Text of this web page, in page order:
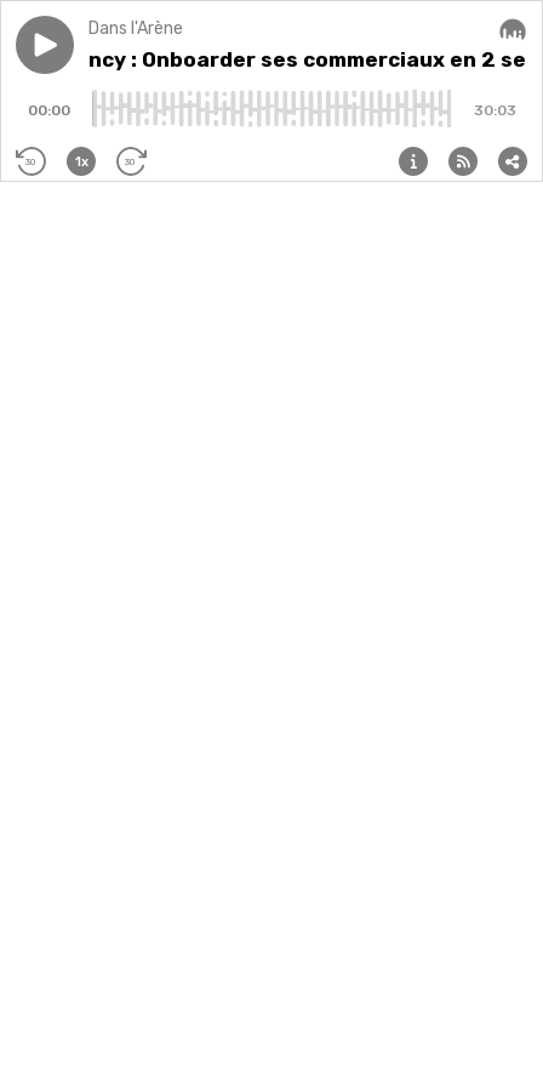
Play episode #1 - Hivency : Onboarder ses commerciaux en 2
Dans l'Arène
- Hivency : Onboarder ses commerciaux en 2
00:00 30:03
30 1x 30